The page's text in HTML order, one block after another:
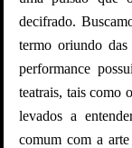
decifrado.
termo oriundo
performance
teatrais, tais como
levados a
comum com a